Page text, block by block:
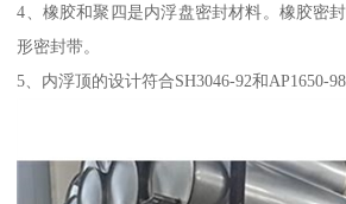
4、橡胶和聚四是内浮盘密封材料。橡胶密
形密封带。
5、内浮顶的设计符合SH3046-92和AP1650-